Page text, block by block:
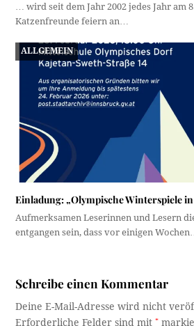
… wird seit dem Jahr 2002 jedes Jahr am
Katzenfreunde feiern an…
ALLGEMEIN
Einladung: „Olympische Winterspiele
Aufmerksamen Leserinnen und Lesern
entgangen sein, dass vor einigen
Schreibe einen Kommentar
Deine E-Mail-Adresse wird nicht
Erforderliche Felder sind mit*